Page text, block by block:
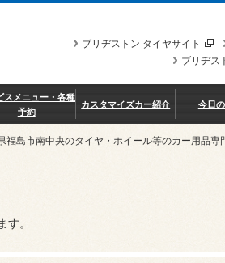
ブリヂストン タイヤサイト
ブリヂス
スメニュー・各種
予約
カスタマイズカー紹介 今日
福島市南中央のタイヤ・ホイール等のカー用品
。